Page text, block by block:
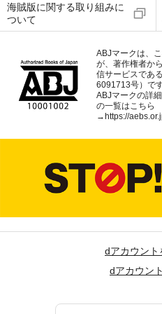
海賊版に関する取り組みに
ついて
ABJマークは、
が、著作権者か
信サービスであ
6091713号）です
ABJマークの詳
の一覧はこちら
→https://
dアカウント
dアカウン